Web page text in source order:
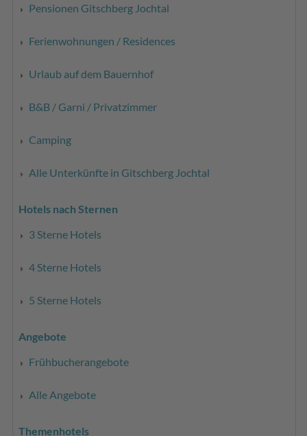
Pensionen Gitschberg Jochtal
Ferienwohnungen / Residences
Urlaub auf dem Bauernhof
B&B / Garni / Privatzimmer
Camping
Alle Unterkünfte in Gitschberg Jochtal
Hotels nach Sternen
3 Sterne Hotels
4 Sterne Hotels
5 Sterne Hotels
Angebote
Frühbucherangebote
Alle Angebote
Themenhotels